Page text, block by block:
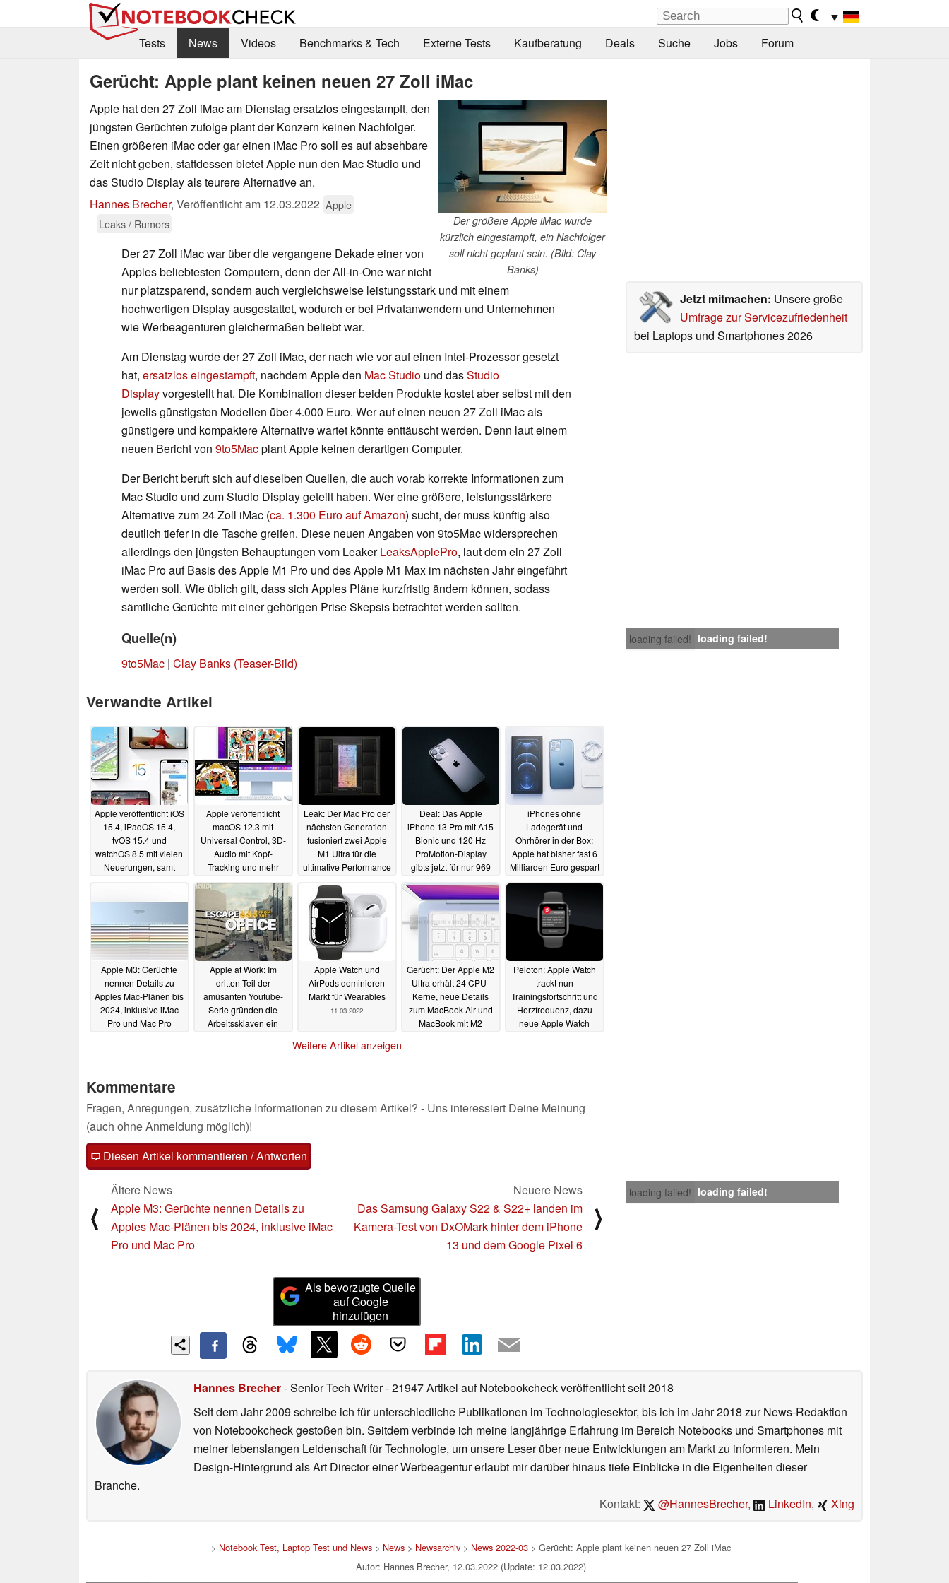
▼
Tests
News Videos Benchmarks & Tech Externe Tests Kaufberatung Deals Suche Jobs Forum
Gerücht: Apple plant keinen neuen 27 Zoll iMac
Der größere Apple iMac wurde
kürzlich eingestampft, ein Nachfolger
soll nicht geplant sein. (Bild: Clay
Banks)
Apple hat den 27 Zoll iMac am Dienstag ersatzlos eingestampft, den
jüngsten Gerüchten zufolge plant der Konzern keinen Nachfolger.
Einen größeren iMac oder gar einen iMac Pro soll es auf absehbare
Zeit nicht geben, stattdessen bietet Apple nun den Mac Studio und
das Studio Display als teurere Alternative an.
Hannes Brecher, Veröffentlicht am 12.03.2022 Apple
Leaks / Rumors
Jetzt mitmachen: Unsere große
Umfrage zur Servicezufriedenheit
bei Laptops und Smartphones 2026
Der 27 Zoll iMac war über die vergangene Dekade einer von
Apples beliebtesten Computern, denn der All-in-One war nicht
nur platzsparend, sondern auch vergleichsweise leistungsstark und mit einem
hochwertigen Display ausgestattet, wodurch er bei Privatanwendern und Unternehmen
wie Werbeagenturen gleichermaßen beliebt war.
Am Dienstag wurde der 27 Zoll iMac, der nach wie vor auf einen Intel-Prozessor gesetzt
hat, ersatzlos eingestampft, nachdem Apple den Mac Studio und dasStudio
Displayvorgestellt hat. Die Kombination dieser beiden Produkte kostet aber selbst mit den
jeweils günstigsten Modellen über 4.000 Euro. Wer auf einen neuen 27 Zoll iMac als
günstigere und kompaktere Alternative wartet könnte enttäuscht werden. Denn laut einem
neuen Bericht von 9to5Macplant Apple keinen derartigen Computer.
Der Bericht beruft sich auf dieselben Quellen, die auch vorab korrekte Informationen zum
Mac Studio und zum Studio Display geteilt haben. Wer eine größere, leistungsstärkere
Alternative zum 24 Zoll iMac (ca. 1.300 Euro auf Amazon) sucht, der muss künftig also
deutlich tiefer in die Tasche greifen. Diese neuen Angaben von 9to5Mac widersprechen
allerdings den jüngsten Behauptungen vom LeakerLeaksApplePro, laut dem ein 27 Zoll
iMac Pro auf Basis des Apple M1 Pro und des Apple M1 Max im nächsten Jahr eingeführt
werden soll. Wie üblich gilt, dass sich Apples Pläne kurzfristig ändern können, sodass
sämtliche Gerüchte mit einer gehörigen Prise Skepsis betrachtet werden sollten.
loading failed! loading failed!
Quelle(n)
9to5Mac | Clay Banks (Teaser-Bild)
Verwandte Artikel
Apple veröffentlicht iOS
15.4, iPadOS 15.4,
tvOS 15.4 und
watchOS 8.5 mit vielen
Neuerungen, samt
Apple veröffentlicht
macOS 12.3 mit
Universal Control, 3D-
Audio mit Kopf-
Tracking und mehr
14.03.2022
Leak: Der Mac Pro der
nächsten Generation
fusioniert zwei Apple
M1 Ultra für die
ultimative Performance
Deal: Das Apple
iPhone 13 Pro mit A15
Bionic und 120 Hz
ProMotion-Display
gibts jetzt für nur 969
14.03.2022
iPhones ohne
Ladegerät und
Ohrhörer in der Box:
Apple hat bisher fast 6
Milliarden Euro gespart
14.03.2022
Apple M3: Gerüchte
nennen Details zu
Apples Mac-Plänen bis
2024, inklusive iMac
Pro und Mac Pro
Apple at Work: Im
dritten Teil der
amüsanten Youtube-
Serie gründen die
Arbeitssklaven ein
Apple Watch und
AirPods dominieren
Markt für Wearables
11.03.2022
Gerücht: Der Apple M2
Ultra erhält 24 CPU-
Kerne, neue Details
zum MacBook Air und
MacBook mit M2
Peloton: Apple Watch
trackt nun
Trainingsfortschritt und
Herzfrequenz, dazu
neue Apple Watch
Weitere Artikel anzeigen
Kommentare
Fragen, Anregungen, zusätzliche Informationen zu diesem Artikel? - Uns interessiert Deine Meinung
(auch ohne Anmeldung möglich)!
Diesen Artikel kommentieren / Antworten
loading failed! loading failed!
⟨
Ältere News
Apple M3: Gerüchte nennen Details zu
Apples Mac-Plänen bis 2024, inklusive iMac
Pro und Mac Pro
Neuere News
Das Samsung Galaxy S22 & S22+ landen im
Kamera-Test von DxOMark hinter dem iPhone
13 und dem Google Pixel 6
⟩
Als bevorzugte Quelle
auf Google
hinzufügen
Hannes Brecher- Senior Tech Writer- 21947 Artikel auf Notebookcheck veröffentlichtseit 2018
Seit dem Jahr 2009 schreibe ich für unterschiedliche Publikationen im Technologiesektor, bis ich im Jahr 2018 zur News-Redaktion
von Notebookcheck gestoßen bin. Seitdem verbinde ich meine langjährige Erfahrung im Bereich Notebooks und Smartphones mit
meiner lebenslangen Leidenschaft für Technologie, um unsere Leser über neue Entwicklungen am Markt zu informieren. Mein
Design-Hintergrund als Art Director einer Werbeagentur erlaubt mir darüber hinaus tiefe Einblicke in die Eigenheiten dieser
Branche.
Kontakt:
@HannesBrecher, LinkedIn, Xing
> Notebook Test, Laptop Test und News > News > Newsarchiv > News 2022-03 > Gerücht: Apple plant keinen neuen 27 Zoll iMac
Autor: Hannes Brecher, 12.03.2022 (Update: 12.03.2022)